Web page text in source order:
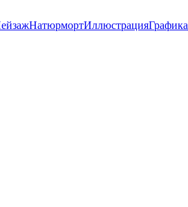
НатюрмортИллюстрацияГрафика